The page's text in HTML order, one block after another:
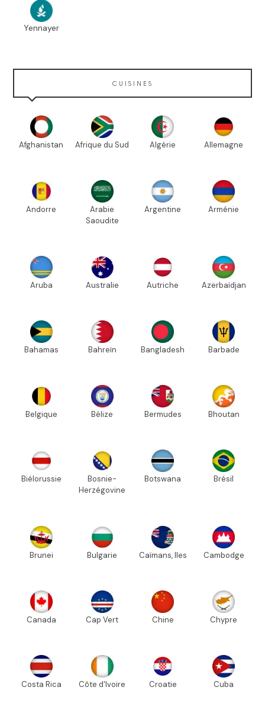
Yennayer
CUISINES
Afghanistan Afrique du Sud Algérie Allemagne
Andorre
Arabie
Saoudite
Argentine Arménie
Aruba Australie Autriche Azerbaïdjan
Bahamas Bahreïn Bangladesh Barbade
Belgique Bélize Bermudes Bhoutan
Biélorussie
Bosnie-
Herzégovine
Botswana Brésil
Brunei Bulgarie Caïmans, Iles Cambodge
Canada Cap Vert Chine Chypre
Costa Rica Côte d'Ivoire Croatie Cuba